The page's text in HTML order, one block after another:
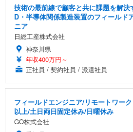
技術の最前線で顧客と共に課題を解
D・半導体関係製造装置のフィールド
ニア
日総工産株式会社
神奈川県
年収400万円～
正社員 / 契約社員 / 派遣社員
フィールドエンジニア/リモートワー
以上/土日両日固定休み/日曜休み
GO株式会社